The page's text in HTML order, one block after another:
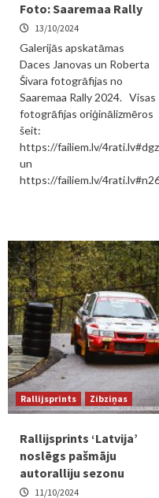
Foto: Saaremaa Rally
13/10/2024
Galerijās apskatāmas
Daces Janovas un Roberta
Šivara fotogrāfijas no
Saaremaa Rally 2024. Visas
fotogrāfijas oriģinālizmēros
šeit:
https://failiem.lv/
un
https://failiem.lv/
Rallijsprints Zibziņas
Rallijsprints ‘Latvija’
noslēgs pašmāju
autoralliju sezonu
11/10/2024